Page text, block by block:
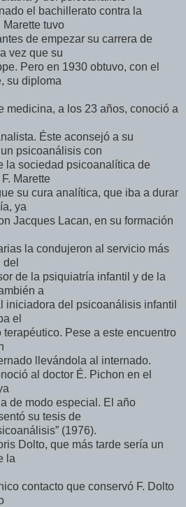
el bachillerato contra la
Marette tuvo
de empezar su carrera de
vez que su
Pero en 1930 obtuvo, con el
su diploma
medicina, a los 23 años, conoció a
Éste aconsejó a su
psicoanálisis con
la sociedad psicoanalítica de
Marette
su cura analítica, que iba a durar
ya
Jacques Lacan, en su formación
la condujeron al servicio más
de la psiquiatría infantil y de la
a
iniciadora del psicoanálisis infantil
el
Pese a este encuentro
llevándola al internado.
al doctor É. Pichon en el
de modo especial. El año
su tesis de
(1976).
Dolto, que más tarde sería un
la
contacto que conservó F. Dolto